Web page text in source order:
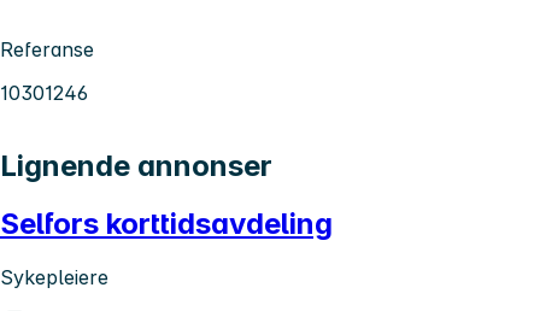
Referanse
10301246
Lignende annonser
Selfors korttidsavdeling
Sykepleiere